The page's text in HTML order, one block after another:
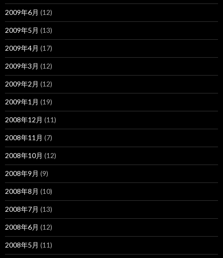
2009年6月 (12)
2009年5月 (13)
2009年4月 (17)
2009年3月 (12)
2009年2月 (12)
2009年1月 (19)
2008年12月 (11)
2008年11月 (7)
2008年10月 (12)
2008年9月 (9)
2008年8月 (10)
2008年7月 (13)
2008年6月 (12)
2008年5月 (11)